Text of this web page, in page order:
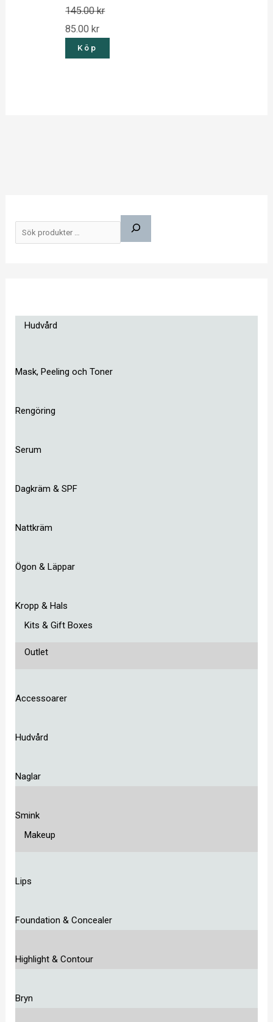
ö
k
Hudvård
Mask, Peeling och Toner
Rengöring
Serum
Dagkräm & SPF
Nattkräm
Ögon & Läppar
Kropp & Hals
Kits & Gift Boxes
Outlet
Accessoarer
Hudvård
Naglar
Smink
Makeup
Lips
Foundation & Concealer
Highlight & Contour
Bryn
145.00kr
85.00kr
Köp